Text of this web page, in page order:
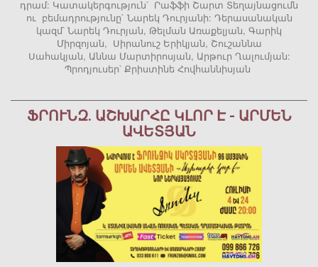
դրամ: Կատակերգություն՝ Րաֆֆի Շարտ Տեղայնացումն
ու բեմադրությունը` Նարեկ Դուրյանի: Դերասանական
կազմ՝ Նարեկ Դուրյան, Թելման Առաքելյան, Գարիկ
Միրզոյան, Սիրանուշ Երիկյան, Շուշաննա
Սահակյան, Աննա Մարտիրոսյան, Արթուր Ղալումյան:
Պրոդյուսեր՝ Քրիստինե Հովհաննիսյան
ՖՐՈՒՆԶ. ԱՇԽԱՐՀԸ ԿԼՈՐ Է - ԱՐՄԵՆ
ԱՎԵՏՅԱՆ